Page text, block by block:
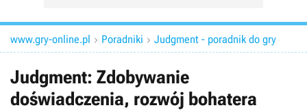
www.gry-online.pl  Poradniki  Judgment - poradnik do gry
Judgment: Zdobywanie
doświadczenia, rozwój bohatera